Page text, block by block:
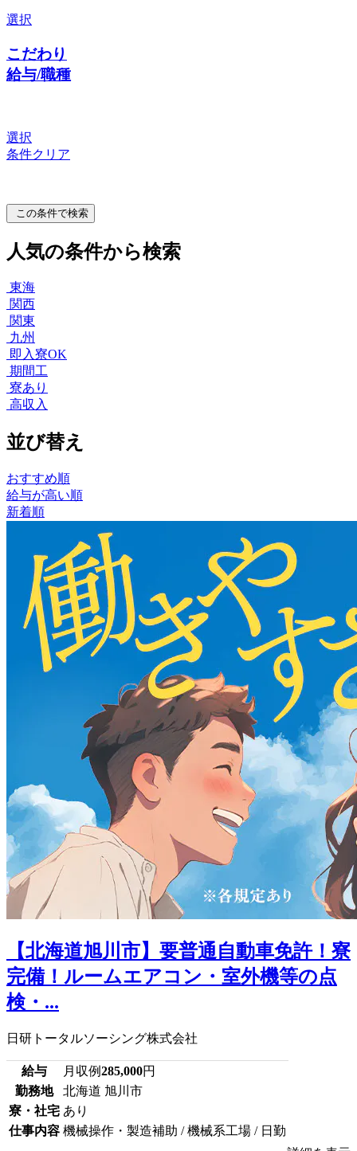
選択
こだわり
給与/職種
選択
条件クリア
この条件で検索
人気の条件から検索
東海
関西
関東
九州
即入寮OK
期間工
寮あり
高収入
並び替え
おすすめ順
給与が高い順
新着順
【北海道旭川市】要普通自動車免許！寮
完備！ルームエアコン・室外機等の点
検・...
日研トータルソーシング株式会社
給与 月収例285,000円
勤務地
北海道 旭川市
寮・社宅 あり
仕事内容 機械操作・製造補助 / 機械系工場 / 日勤